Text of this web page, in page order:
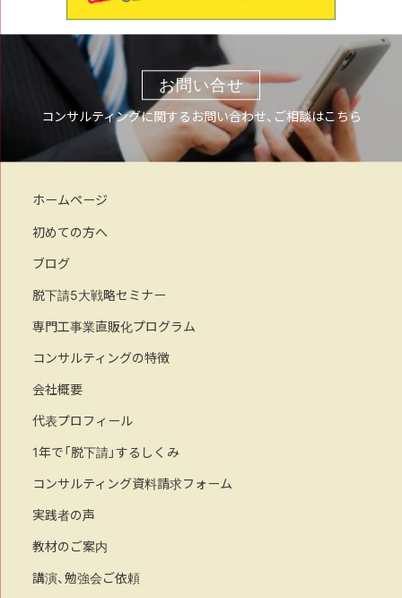
お問い合せ
コンサルティングに関するお問い合わせ、ご相談はこちら
ホームページ
初めての方へ
ブログ
脱下請5大戦略セミナー
専門工事業直販化プログラム
コンサルティングの特徴
会社概要
代表プロフィール
1年で「脱下請」するしくみ
コンサルティング資料請求フォーム
実践者の声
教材のご案内
講演、勉強会ご依頼